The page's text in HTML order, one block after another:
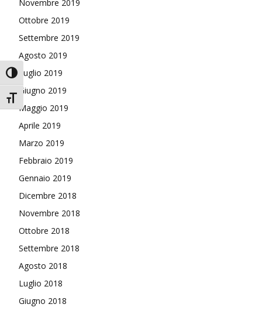
Attiva/disattiva alto contrasto
Attiva/disattiva dimensione testo
Novembre 2019
Ottobre 2019
Settembre 2019
Agosto 2019
Luglio 2019
Giugno 2019
Maggio 2019
Aprile 2019
Marzo 2019
Febbraio 2019
Gennaio 2019
Dicembre 2018
Novembre 2018
Ottobre 2018
Settembre 2018
Agosto 2018
Luglio 2018
Giugno 2018